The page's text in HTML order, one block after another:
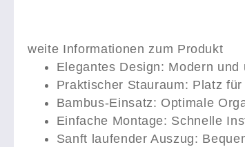
weite Informationen zum Produkt
Elegantes Design: Modern und
Praktischer Stauraum: Platz
Bambus-Einsatz: Optimale
Einfache Montage: Schnelle
Sanft laufender Auszug: